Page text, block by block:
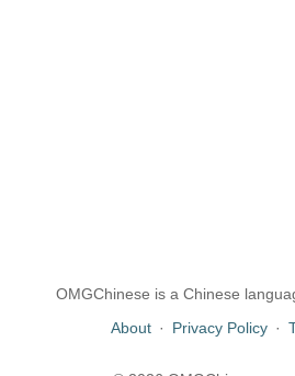
OMGChinese is a Chinese
About · Privacy Policy ·